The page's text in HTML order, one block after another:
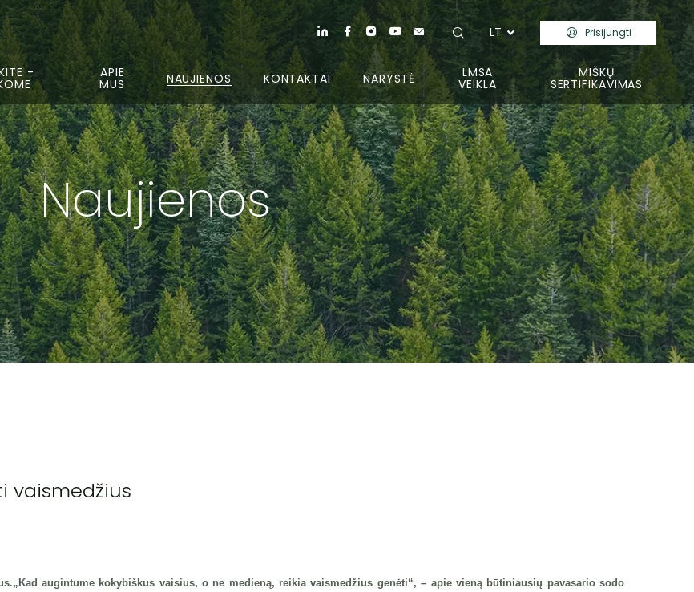
LT Prisijungti
- APIE
MUS NAUJIENOS KONTAKTAI NARYSTĖ LMSA
VEIKLA
MIŠKŲ
SERTIFIKAVIMAS
Naujienos
vaismedžius
augintume kokybiškus vaisius, o ne medieną, reikia vaismedžius genėti“, – apie vieną būtiniausių pavasario sodo